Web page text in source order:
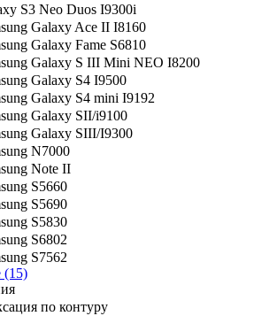
S3 Neo Duos I9300i
Galaxy Ace II I8160
Galaxy Fame S6810
Galaxy S III Mini NEO I8200
Galaxy S4 I9500
Galaxy S4 mini I9192
Galaxy SII/i9100
Galaxy SIII/I9300
N7000
Note II
S5660
S5690
S5830
S6802
S7562
(15)
по контуру